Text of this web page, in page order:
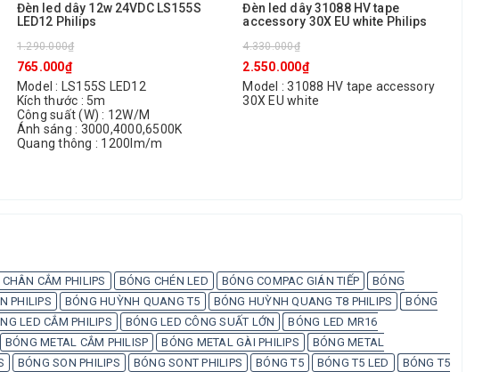
Đèn led dây 12w 24VDC LS155S
LED12 Philips
1.290.000₫
765.000₫
Model : LS155S LED12
Kích thước : 5m
Công suất (W) : 12W/M
Ánh sáng : 3000,4000,6500K
Quang thông : 1200lm/m
Đèn led dây 31088 HV tape
accessory 30X EU white Philips
4.330.000₫
2.550.000₫
Model : 31088 HV tape accessory
30X EU white
CẮM PHILIPS BÓNG CHÉN LED BÓNG COMPAC GIÁN TIẾP
BÓNG
PHILIPS BÓNG HUỲNH QUANG T5 BÓNG HUỲNH QUANG T8 PHILIPS
BÓNG
LED CẮM PHILIPS BÓNG LED CÔNG SUẤT LỚN
BÓNG LED MR16
BÓNG METAL CẮM PHILISP BÓNG METAL GÀI PHILIPS
BÓNG METAL
BÓNG SON PHILIPS BÓNG SONT PHILIPS BÓNG T5 BÓNG T5 LED
BÓNG T5